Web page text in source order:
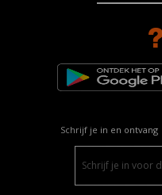
Schrijf je in en ontvang